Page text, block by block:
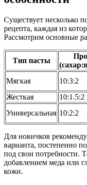
Существует несколько
рецепта, каждая из
Рассмотрим основные
Тип пасты
Мягкая 10:3:2
Жесткая
10:1.5:2
Универсальная 10:2:2
Для новичков
варианта, постепенно
под свои потребности.
добавлением меда или
кожи.